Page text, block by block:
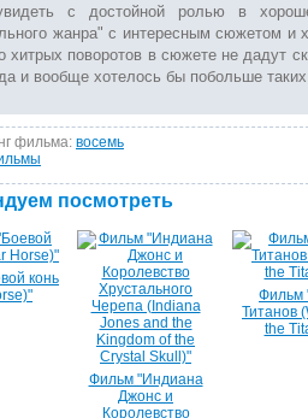
с достойной ролью в
жанра" с интересным сюжетом и
хитрых поворотов в сюжете не дадут
и вообще хотелось бы побольше
фильма: восемь
посмотреть
конь
Фильм "Индиана
Джонс и
Королевство
Фильм
Титанов
the